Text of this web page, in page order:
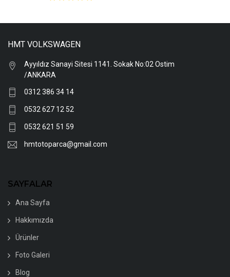
HMT VOLKSWAGEN
Ayyıldız Sanayi Sitesi 1141. Sokak No:02 Ostim
/ANKARA
0312 386 34 14
0532 627 12 52
0532 621 51 59
hmtotoparca@gmail.com
SAYFALAR
Ana Sayfa
Hakkımızda
Ürünler
Foto Galeri
Blog